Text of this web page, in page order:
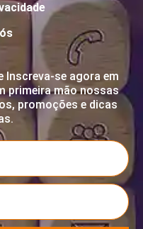
Inscreva-se agora em
primeira mão nossas
promoções e dicas